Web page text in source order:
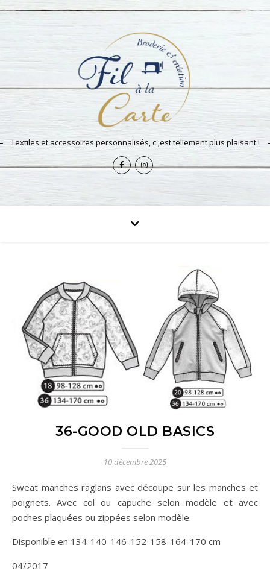
Textiles et accessoires personnalisés, c';est tellement plus plaisant !
36-GOOD OLD BASICS
10 décembre 2025
Sweat manches raglans avec découpe sur les manches et
poignets. Avec col ou capuche selon modèle et avec
poches plaquées ou zippées selon modèle.
Disponible en 134-140-146-152-158-164-170 cm
04/2017